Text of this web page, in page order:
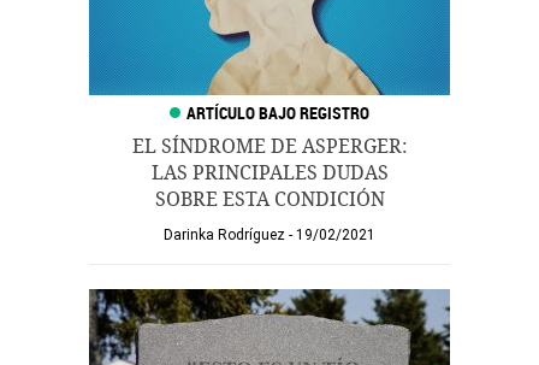
EL SÍNDROME DE ASPERGER:
LAS PRINCIPALES DUDAS
SOBRE ESTA CONDICIÓN
Darinka Rodríguez 19/02/2021